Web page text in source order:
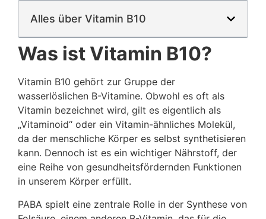
Alles über Vitamin B10
Was ist Vitamin B10?
Vitamin B10 gehört zur Gruppe der
wasserlöslichen B-Vitamine. Obwohl es oft als
Vitamin bezeichnet wird, gilt es eigentlich als
„Vitaminoid“ oder ein Vitamin-ähnliches Molekül,
da der menschliche Körper es selbst synthetisieren
kann. Dennoch ist es ein wichtiger Nährstoff, der
eine Reihe von gesundheitsfördernden Funktionen
in unserem Körper erfüllt.
PABA spielt eine zentrale Rolle in der Synthese von